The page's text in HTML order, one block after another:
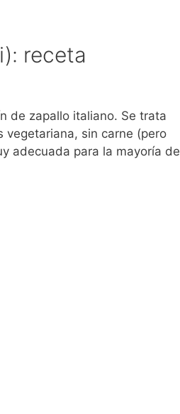
receta
de zapallo italiano. Se trata
vegetariana, sin carne (pero
adecuada para la mayoría de